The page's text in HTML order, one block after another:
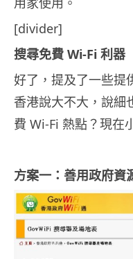
[divider]
搜尋免費 Wi-Fi 利器
好了，提及了一些提
香港說大不大，說細
費 Wi-Fi 熱點？現在
方案一：善用政府資